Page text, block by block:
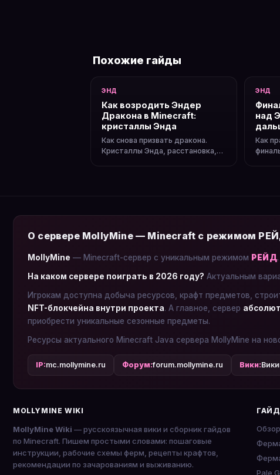
Похожие гайды
ЭНД
Как возродить Эндер
Дракона в Minecraft:
кристаллы Энда
Как снова призвать дракона.
Кристаллы Энда, расстановка,
ЭНД
над
Как
О сервере MollyMine — Minecraft с режимом
MollyMine — Minecraft-сервер с уникальным режимом РЕЙД
На каком сервере поиграть в 2026 году? Актуальным
Игрокам доступна добыча ресурсов, крафт предметов,
NFT-блокчейна внутри проекта. А главное, сервер
приобрести уникальные сезонные предметы.
Ресурсы актуального Minecraft Java сервера MollyMine на
IP:mc.mollymine.ru Форум:forum.mollymine.ru Вики:
MOLLYMINE WIKI
MollyMine Wiki — русскоязычная вики и сборник гайдов
по Minecraft. Пишем простыми словами: пошаговые
инструкции, рабочие схемы ферм, рецепты крафтов,
рекомендации по зачарованиям и выживанию.
Pale